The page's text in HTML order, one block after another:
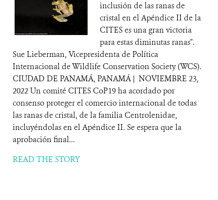
inclusión de las ranas de
cristal en el Apéndice II de la
CITES es una gran victoria
para estas diminutas ranas".
Sue Lieberman, Vicepresidenta de Política
Internacional de Wildlife Conservation Society (WCS).
CIUDAD DE PANAMÁ, PANAMÁ | NOVIEMBRE 23,
2022 Un comité CITES CoP19 ha acordado por
consenso proteger el comercio internacional de todas
las ranas de cristal, de la familia Centrolenidae,
incluyéndolas en el Apéndice II. Se espera que la
aprobación final...
READ THE STORY